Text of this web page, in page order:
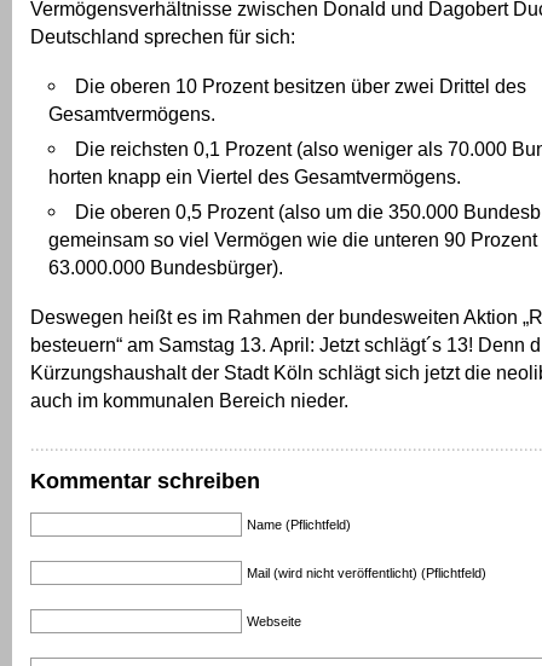
Vermögensverhältnisse zwischen Donald und Dagobert
Deutschland sprechen für sich:
Die oberen 10 Prozent besitzen über zwei Drittel des
Gesamtvermögens.
Die reichsten 0,1 Prozent (also weniger als 70.000
horten knapp ein Viertel des Gesamtvermögens.
Die oberen 0,5 Prozent (also um die 350.000
gemeinsam so viel Vermögen wie die unteren 90
63.000.000 Bundesbürger).
Deswegen heißt es im Rahmen der bundesweiten Aktion
besteuern“ am Samstag 13. April: Jetzt schlägt´s 13! Denn
Kürzungshaushalt der Stadt Köln schlägt sich jetzt die
auch im kommunalen Bereich nieder.
Kommentar schreiben
Name (Pflichtfeld)
Mail (wird nicht veröffentlicht) (Pflichtfeld)
Webseite